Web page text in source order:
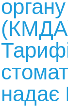
надає